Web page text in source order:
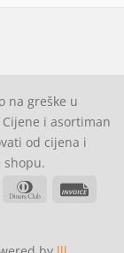
na greške u
i asortiman
od cijena i
shopu.
American Dinners